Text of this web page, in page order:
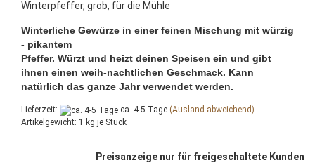
Winterpfeffer, grob, für die Mühle
Winterliche Gewürze in einer feinen Mischung mit würzig
- pikantem
Pfeffer. Würzt und heizt deinen Speisen ein und gibt
ihnen einen weih-nachtlichen Geschmack. Kann
natürlich das ganze Jahr verwendet werden.
Lieferzeit: ca. 4-5 Tage (Ausland abweichend)
Artikelgewicht: 1 kg je Stück
Preisanzeige nur für freigeschaltete Kunden